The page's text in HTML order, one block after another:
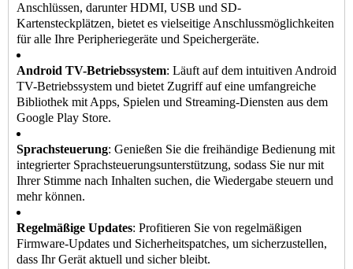
Anschlüssen, darunter HDMI, USB und SD-
Kartensteckplätzen, bietet es vielseitige Anschlussmöglichkeiten
für alle Ihre Peripheriegeräte und Speichergeräte.
Android TV-Betriebssystem: Läuft auf dem intuitiven Android
TV-Betriebssystem und bietet Zugriff auf eine umfangreiche
Bibliothek mit Apps, Spielen und Streaming-Diensten aus dem
Google Play Store.
Sprachsteuerung: Genießen Sie die freihändige Bedienung mit
integrierter Sprachsteuerungsunterstützung, sodass Sie nur mit
Ihrer Stimme nach Inhalten suchen, die Wiedergabe steuern und
mehr können.
Regelmäßige Updates: Profitieren Sie von regelmäßigen
Firmware-Updates und Sicherheitspatches, um sicherzustellen,
dass Ihr Gerät aktuell und sicher bleibt.